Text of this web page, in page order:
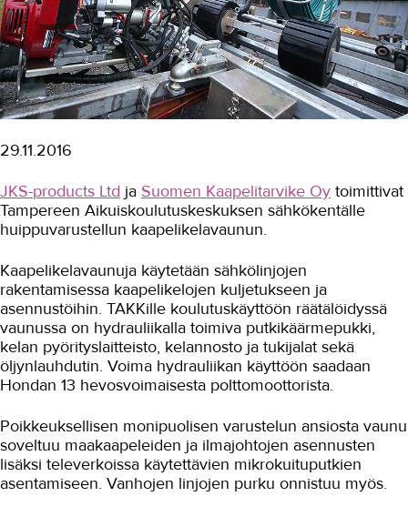
Sähköala
Neljän kuukauden koulutus toi
työpaikan
Sähköalan jatkokoulutus
Opiskelu kannattaa
Sähköverkkoasentajan työpäivä
Oma juttu löytyi
suurjänniteosaajakoulutuksesta
Opiskelijan Terveiset Lontoosta
Täsmäkoulutus Carunan tarpeeseen
Sähköverkkoalan toimijoiden
tukikohta
Sähköasema ja voimajohdot
Kaapelikelavaunu TAKKin
sähkökentälle
29.11.2016
JKS-products Ltd ja Suomen Kaapelitarvike Oy toimittivat
Tampereen Aikuiskoulutuskeskuksen sähkökentälle
huippuvarustellun kaapelikelavaunun.
Kaapelikelavaunuja käytetään sähkölinjojen
rakentamisessa kaapelikelojen kuljetukseen ja
asennustöihin. TAKKille koulutuskäyttöön räätälöidyssä
vaunussa on hydrauliikalla toimiva putkikäärmepukki,
kelan pyörityslaitteisto, kelannosto ja tukijalat sekä
öljynlauhdutin. Voima hydrauliikan käyttöön saadaan
Hondan 13 hevosvoimaisesta polttomoottorista.
Poikkeuksellisen monipuolisen varustelun ansiosta vaunu
soveltuu maakaapeleiden ja ilmajohtojen asennusten
lisäksi televerkoissa käytettävien mikrokuituputkien
asentamiseen. Vanhojen linjojen purku onnistuu myös.